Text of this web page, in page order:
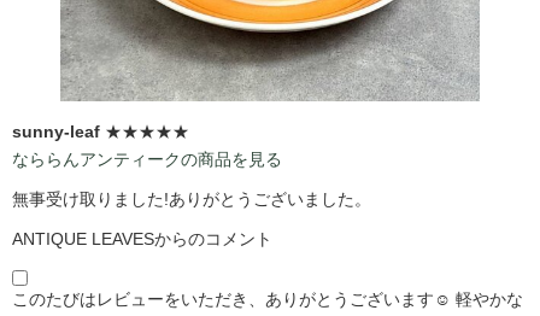
sunny-leaf ★★★★★
なららんアンティークの商品を見る
無事受け取りました!ありがとうございました。
ANTIQUE LEAVESからのコメント
このたびはレビューをいただき、ありがとうございます☺️ 軽やかな